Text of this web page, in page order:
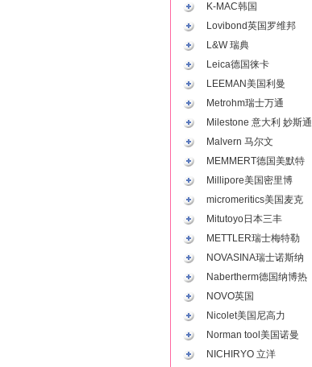
K-MAC韩国
Lovibond英国罗维邦
L&W 瑞典
Leica德国徕卡
LEEMAN美国利曼
Metrohm瑞士万通
Milestone 意大利 妙斯通
Malvern 马尔文
MEMMERT德国美默特
Millipore美国密里博
micromeritics美国麦克
Mitutoyo日本三丰
METTLER瑞士梅特勒
NOVASINA瑞士诺斯纳
Nabertherm德国纳博热
NOVO英国
Nicolet美国尼高力
Norman tool美国诺曼
NICHIRYO 立洋